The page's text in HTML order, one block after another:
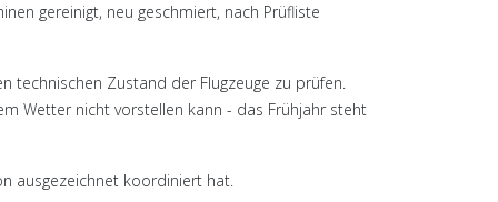
gereinigt, neu geschmiert, nach Prüfliste
technischen Zustand der Flugzeuge zu prüfen.
Wetter nicht vorstellen kann - das Frühjahr steht
ausgezeichnet koordiniert hat.